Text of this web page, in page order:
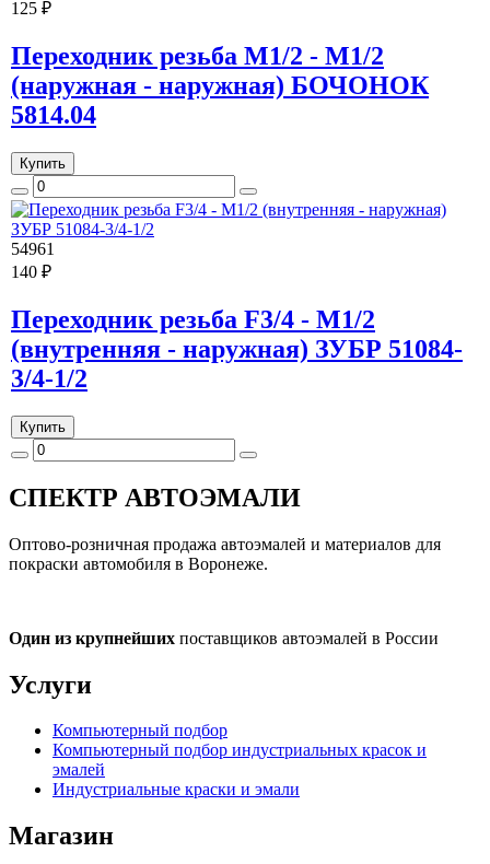
125 ₽
Переходник резьба M1/2 - M1/2
(наружная - наружная) БОЧОНОК
5814.04
Купить
54961
140 ₽
Переходник резьба F3/4 - M1/2
(внутренняя - наружная) ЗУБР 51084-
3/4-1/2
Купить
СПЕКТР АВТОЭМАЛИ
Оптово-розничная продажа автоэмалей и материалов для
покраски автомобиля в Воронеже.
Один из крупнейших поставщиков автоэмалей в России
Услуги
Компьютерный подбор
Компьютерный подбор индустриальных красок и
эмалей
Индустриальные краски и эмали
Магазин